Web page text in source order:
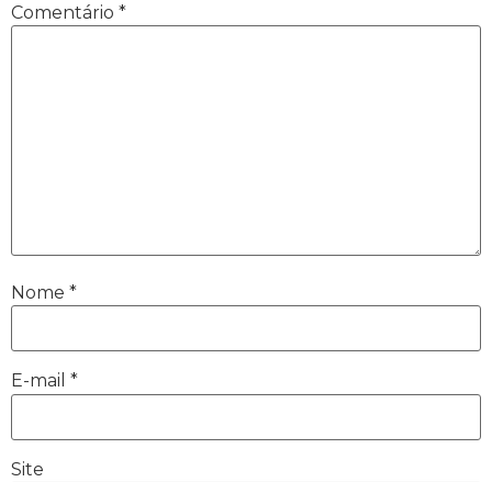
Comentário *
Nome *
E-mail *
Site